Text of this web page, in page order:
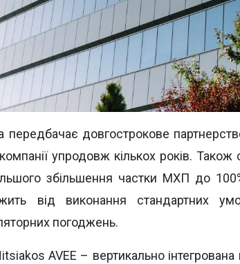
передбачає довгострокове
упродовж кількох років.
збільшення частки МХП до
від виконання стандартних
погоджень.
AVEE – вертикально інтегрована